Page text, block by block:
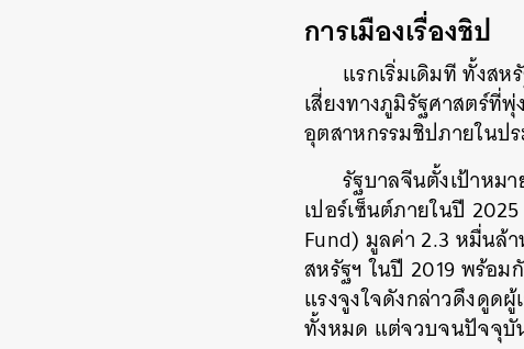
การเมืองเรื่องชิป
แรกเริ่มเดิมที ทั้งส
เสี่ยงทางภูมิรัฐศาสตร์ที่
อุตสาหกรรมชิปภายในปร
รัฐบาลจีนตั้งเป้าหม
เปอร์เซ็นต์ภายในปี
Fund) มูลค่า 2.3 หมื่นล้
สหรัฐฯ ในปี 2019 พร้อม
แรงจูงใจดังกล่าวดึงดูด
ทั้งหมด แต่จวบจนปัจจุบั